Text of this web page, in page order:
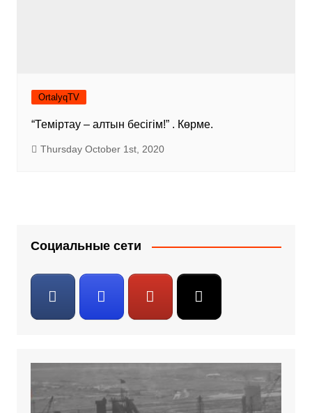
OrtalyqTV
“Теміртау – алтын бесігім!” . Көрме.
Thursday October 1st, 2020
Социальные сети